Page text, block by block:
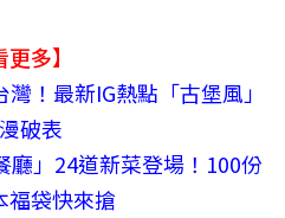
更多】
！最新IG熱點「古堡風」
破表
廳」24道新菜登場！100份
福袋快來搶